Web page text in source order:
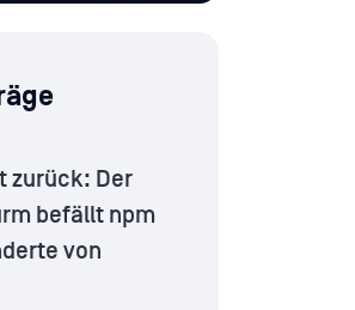
zurück: Der
befällt npm
von